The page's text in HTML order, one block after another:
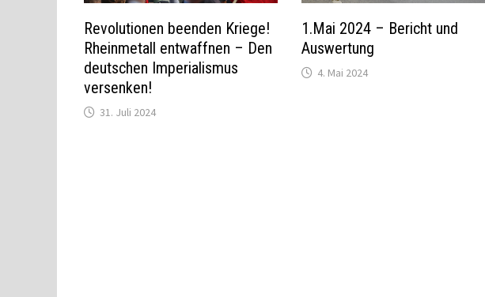
Revolutionen beenden Kriege!
Rheinmetall entwaffnen – Den
deutschen Imperialismus
versenken!
31. Juli 2024
1.Mai 2024 – Bericht und
Auswertung
4. Mai 2024